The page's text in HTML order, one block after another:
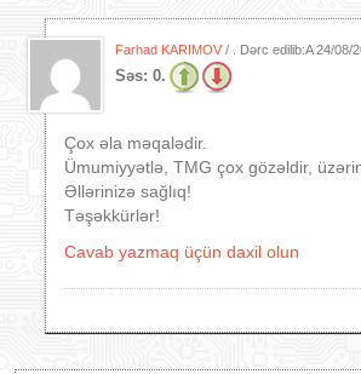
Farhad KARIMOV / . Dərc edilib:A24/08/
Səs: 0.
Çox əla məqalədir.
Ümumiyyətlə, TMG çox gözəldir,
Əllərinizə sağlıq!
Təşəkkürlər!
Cavab yazmaq üçün daxil olun